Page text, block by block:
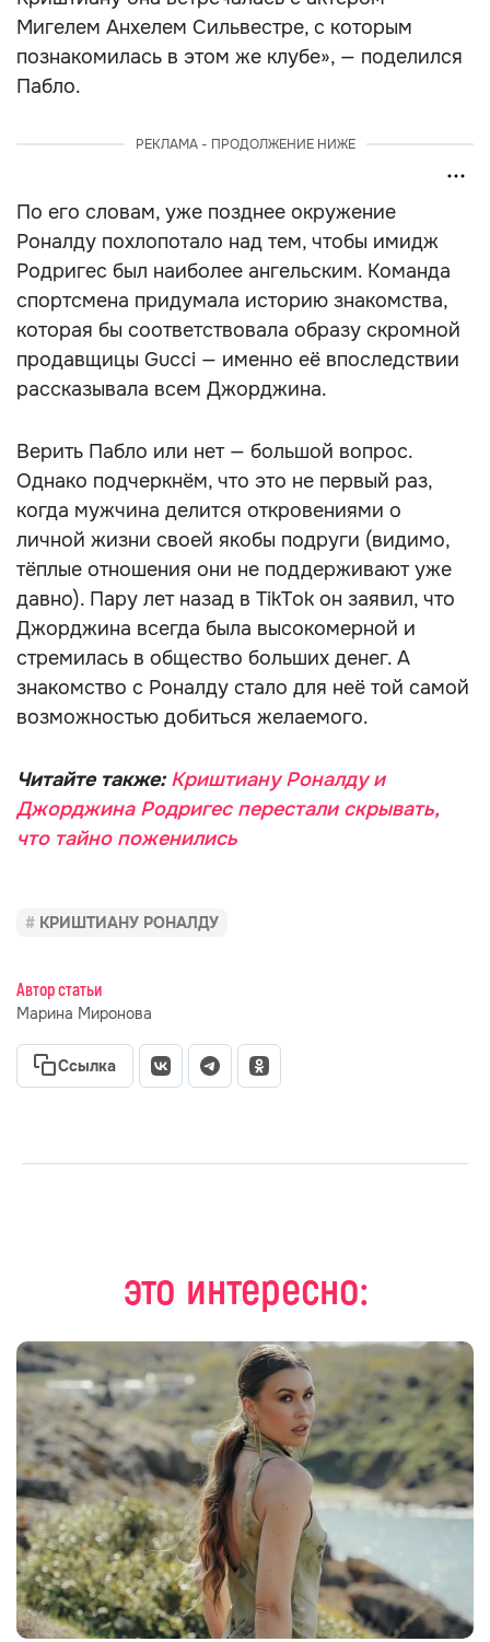
Мигелем Анхелем Сильвестре, с которым
познакомилась в этом же клубе», — поделился
Пабло.
РЕКЛАМА - ПРОДОЛЖЕНИЕ НИЖЕ
По его словам, уже позднее окружение
Роналду похлопотало над тем, чтобы имидж
Родригес был наиболее ангельским. Команда
спортсмена придумала историю знакомства,
которая бы соответствовала образу скромной
продавщицы Gucci — именно её впоследствии
рассказывала всем Джорджина.
Верить Пабло или нет — большой вопрос.
Однако подчеркнём, что это не первый раз,
когда мужчина делится откровениями о
личной жизни своей якобы подруги (видимо,
тёплые отношения они не поддерживают уже
давно). Пару лет назад в TikTok он заявил, что
Джорджина всегда была высокомерной и
стремилась в общество больших денег. А
знакомство с Роналду стало для неё той самой
возможностью добиться желаемого.
Читайте также: Криштиану Роналду и
Джорджина Родригес перестали скрывать,
что тайно поженились
КРИШТИАНУ РОНАЛДУ
Автор статьи
Марина Миронова
Ссылка
это интересно: